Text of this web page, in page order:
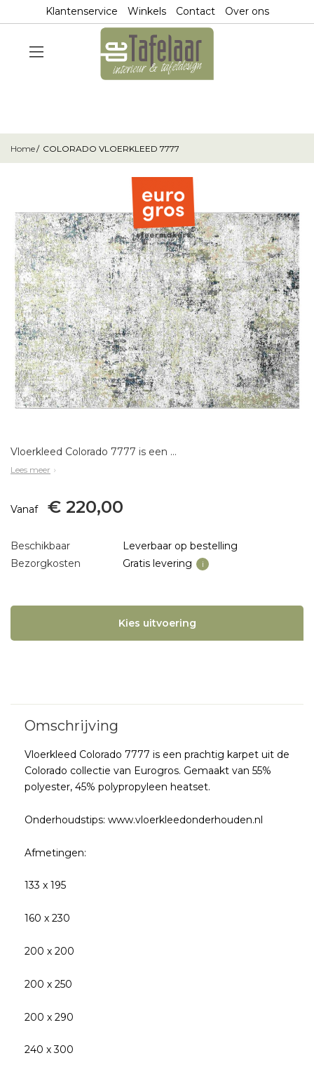
Klantenservice Winkels Contact Over ons
Home COLORADO VLOERKLEED 7777
Vloerkleed Colorado 7777 is een prachtig karpet uit de Colorado collectie van Eurogros. Gemaakt van 55% polyester, 45% polypropyleen heatset. Onderhoudstips: www.vloerkleedonderhouden.nlAfmetingen:133 x 195 160 x 230 200 x 200 200 x 250 200 x 290 240 x 30
Lees meer
Vanaf € 220,00
Beschikbaar
Leverbaar op bestelling
Bezorgkosten
Gratis levering i
Kies uitvoering
Vloerkleed Colorado 7777 is een prachtig karpet uit de
Colorado collectie van Eurogros. Gemaakt van 55%
polyester, 45% polypropyleen heatset.
Onderhoudstips: www.vloerkleedonderhouden.nl
Afmetingen:
133 x 195
160 x 230
200 x 200
200 x 250
200 x 290
240 x 300